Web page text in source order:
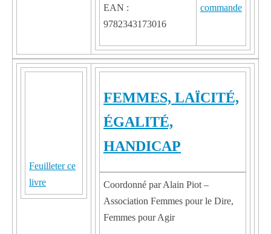
EAN :
9782343173016
Feuilleter ce
livre
FEMMES, LAÏCITÉ,
ÉGALITÉ,
HANDICAP
Coordonné par Alain Piot –
Association Femmes pour le Dire,
Femmes pour Agir